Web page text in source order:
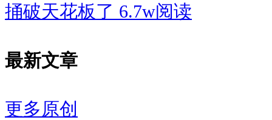
捅破天花板了 6.7w阅读
最新文章
更多原创